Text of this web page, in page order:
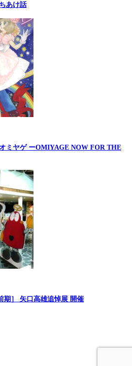
あけ話
ミヤゲ ーOMIYAGE NOW FOR THE
期］ 矢口高雄追悼展 開催